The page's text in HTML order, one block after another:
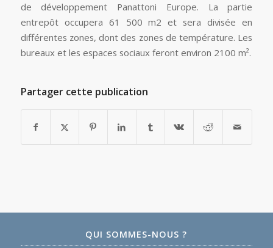
de développement Panattoni Europe. La partie
entrepôt occupera 61 500 m2 et sera divisée en
différentes zones, dont des zones de température. Les
bureaux et les espaces sociaux feront environ 2100 m².
Partager cette publication
QUI SOMMES-NOUS ?